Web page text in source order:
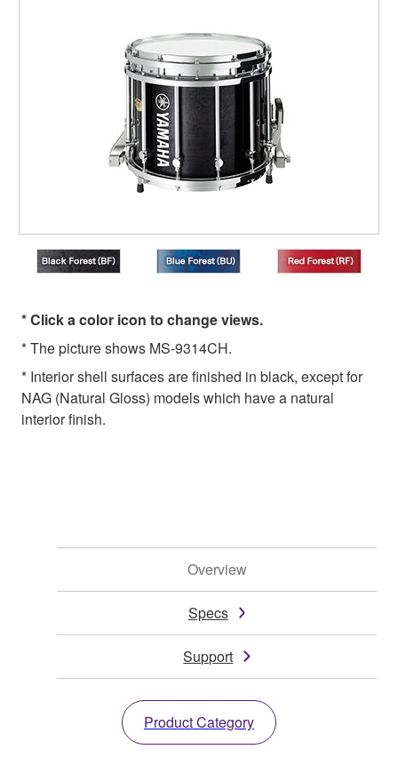
* Click a color icon to change views.
* The picture shows MS-9314CH.
* Interior shell surfaces are finished in black, except for
NAG (Natural Gloss) models which have a natural
interior finish.
Overview
Specs
Support
Product Category